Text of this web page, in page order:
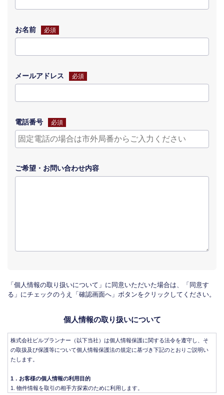
お名前 必須
メールアドレス 必須
電話番号 必須
ご希望・ お問い合わせ内容
「個人情報の取り扱いについて」に同意いただいた場合は、「同意す
る」にチェックのうえ「確認画面へ」ボタンをクリックしてください。
個人情報の取り扱いについて
株式会社ビルプランナー（以下当社）は個人情報保護に関する法令を遵守し、そ
の取扱及び保護等について個人情報保護法の規定に基づき下記のとおりご説明い
たします。
1．お客様の個人情報の利用目的
物件情報を取引の相手方探索のために利用します。